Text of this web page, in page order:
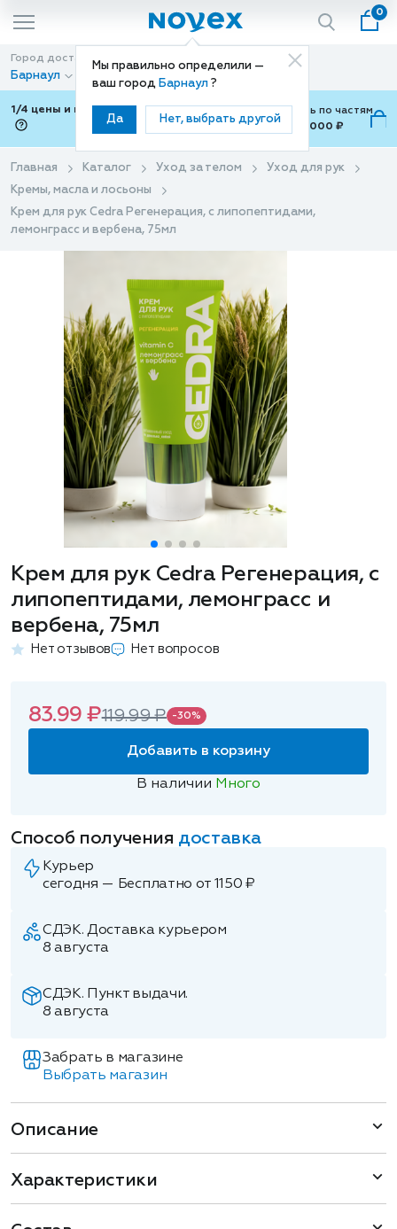
Мы правильно определили —
ваш город Барнаул ?
Да Нет, выбрать другой
0
Город доставки
Барнаул
Способ доставки
Доставка
1/4 цены и покупки ваши с Подели
Можно оплатить по частям
от 700 ₽ до 15,000 ₽
Главная Каталог Уход за телом
Уход для рук
Кремы, масла и лосьоны
Крем для рук Cedra Регенерация, с липопептидами,
лемонграсс и вербена, 75мл
Крем для рук Cedra Регенерация, с
липопептидами, лемонграсс и
вербена, 75мл
Нет отзывов Нет вопросов
83.99 ₽119.99 ₽ -30%
Добавить в корзину
В наличии Много
Способ получения доставка
Курьер
сегодня — Бесплатно от 1150 ₽
СДЭК. Доставка курьером
8 августа
СДЭК. Пункт выдачи.
8 августа
Забрать в магазине
Выбрать магазин
Описание
Характеристики